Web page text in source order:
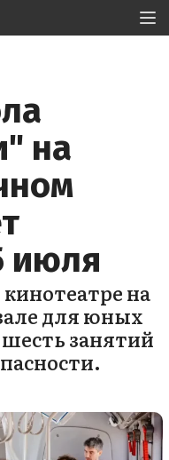
на
июля
на
для юных
занятий